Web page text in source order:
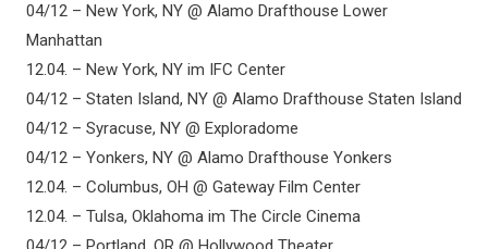
04/12 – New York, NY @ Alamo Drafthouse Lower
Manhattan
12.04. – New York, NY im IFC Center
04/12 – Staten Island, NY @ Alamo Drafthouse Staten Island
04/12 – Syracuse, NY @ Exploradome
04/12 – Yonkers, NY @ Alamo Drafthouse Yonkers
12.04. – Columbus, OH @ Gateway Film Center
12.04. – Tulsa, Oklahoma im The Circle Cinema